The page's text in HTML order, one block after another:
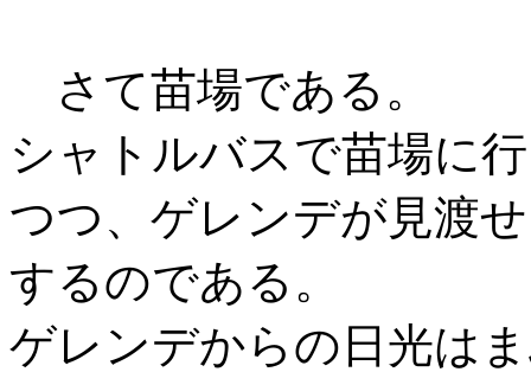
さて苗場である。
シャトルバスで苗場に
つつ、ゲレンデが見渡
するのである。
ゲレンデからの日光は